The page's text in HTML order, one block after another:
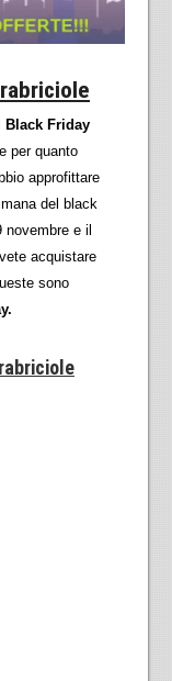
Black Friday
per quanto
approfittare
del black
novembre e il
acquistare
sono